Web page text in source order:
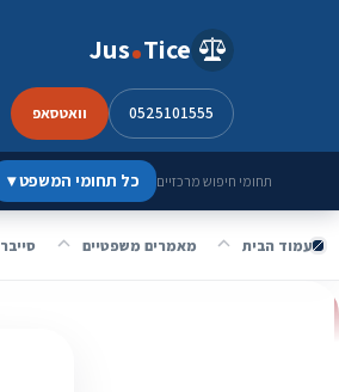
Jus Tice
0525101555 וואטסאפ
תחומי חיפוש מרכזיים כל תחומי המשפט▾
עמוד הבית מאמרים משפטיים סייבר